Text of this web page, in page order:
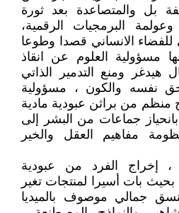
بل والمتصاعدة بعد ثورة
البرمجيات الرقمية،
للفضاء الانساني قصدا وطوعا
مسؤولية العلوم عن انقاذ
هيدغر ومنع التدمير الذاتي
نفسه والكون ، مسؤولية
من براثن عبودية مادية
جماعات من البشر إلى
مفاهيم العقل والخير
، إخراج الفرد من عبودية
بحيث بات أسيرا لمنتجات تغير
جمالي موصوف بالميديا